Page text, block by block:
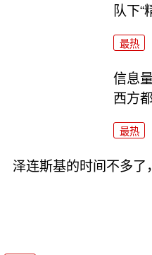
队下“
最热
信息
西方
最热
泽连斯基的时间不多了